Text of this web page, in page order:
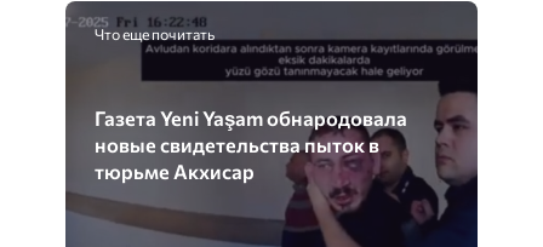
Что еще почитать
Газета Yeni Yaşam обнародовала
новые свидетельства пыток в
тюрьме Акхисар